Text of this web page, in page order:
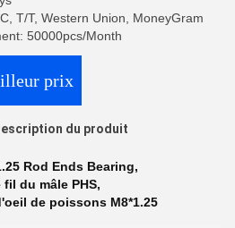
T/T, Western Union, MoneyGram
50000pcs/Month
prix
du produit
Rod Ends Bearing,
du mâle PHS,
de poissons M8*1.25